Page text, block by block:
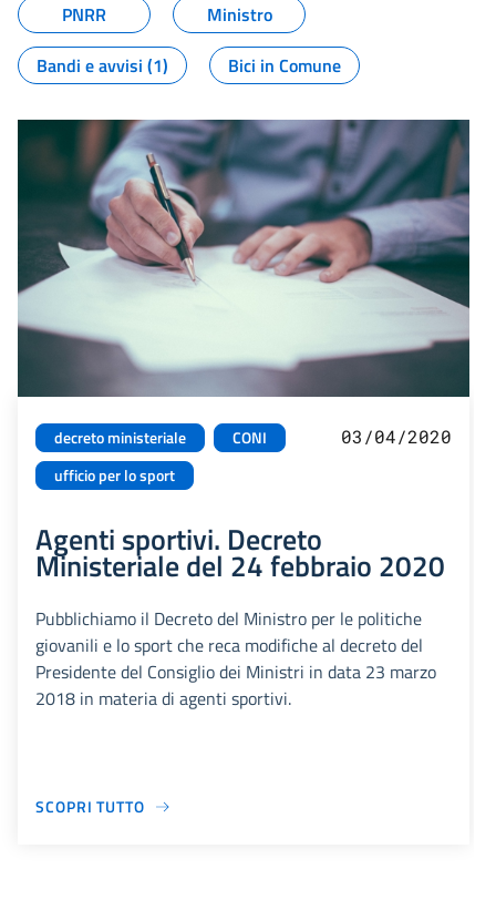
PNRR
Ministro
Bandi e avvisi (1)
Bici in Comune
decreto ministeriale
CONI
ufficio per lo sport
03/04/2020
Agenti sportivi. Decreto
Ministeriale del 24 febbraio 2020
Pubblichiamo il Decreto del Ministro per le politiche
giovanili e lo sport che reca modifiche al decreto del
Presidente del Consiglio dei Ministri in data 23 marzo
2018 in materia di agenti sportivi.
SCOPRI TUTTO